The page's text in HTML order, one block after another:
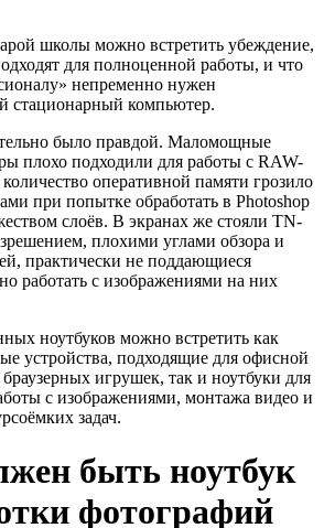
школы можно встретить убеждение,
для полноценной работы, и что
непременно нужен
стационарный компьютер.
было правдой. Маломощные
плохо подходили для работы с RAW-
оперативной памяти грозило
при попытке обработать в Photoshop
слоёв. В экранах же стояли TN-
плохими углами обзора и
практически не поддающиеся
работать с изображениями на них
ноутбуков можно встретить как
устройства, подходящие для офисной
игрушек, так и ноутбуки для
с изображениями, монтажа видео и
задач.
быть ноутбук
фотографий